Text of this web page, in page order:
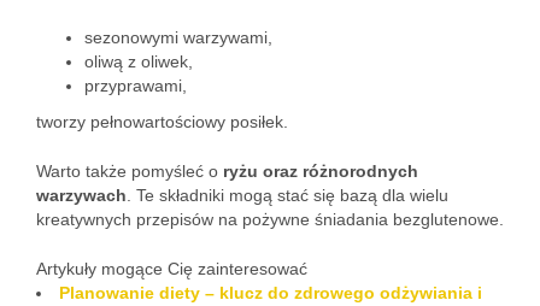
sezonowymi warzywami,
oliwą z oliwek,
przyprawami,
tworzy pełnowartościowy posiłek.
Warto także pomyśleć o ryżu oraz różnorodnych
warzywach . Te składniki mogą stać się bazą dla wielu
kreatywnych przepisów na pożywne śniadania bezglutenowe.
Artykuły mogące Cię zainteresować
Planowanie diety – klucz do zdrowego odżywiania i